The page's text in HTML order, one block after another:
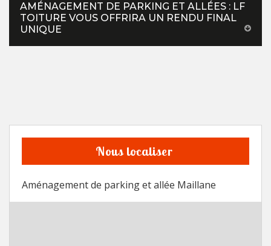
AMÉNAGEMENT DE PARKING ET ALLÉES : LF
TOITURE VOUS OFFRIRA UN RENDU FINAL
UNIQUE
Nous localiser
Aménagement de parking et allée Maillane